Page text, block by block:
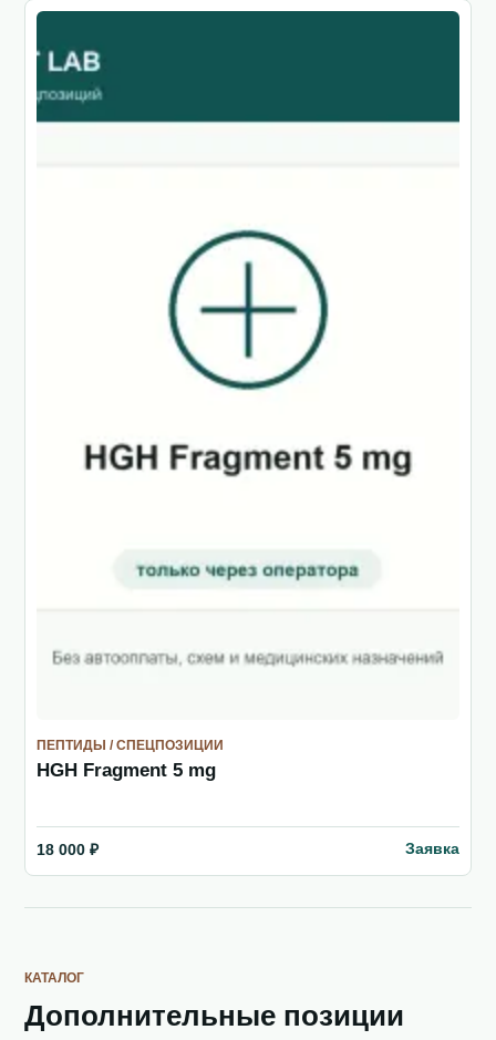
ПЕПТИДЫ / СПЕЦПОЗИЦИИ
HGH Fragment 5 mg
18 000 ₽ Заявка
КАТАЛОГ
Дополнительные позиции